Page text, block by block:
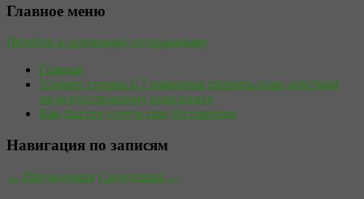
Главное меню
Перейти к основному содержимому
Главная
Yomiuri: страны G7 намерены принять план действий
по искусственному интеллекту
Как быстро уснуть при бессоннице
Навигация по записям
← Предыдущая Следующая →